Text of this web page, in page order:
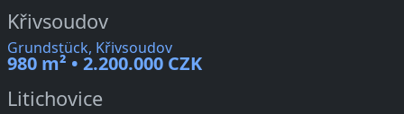
Křivsoudov
Grundstück, Křivsoudov
980 m² • 2.200.000 CZK
Litichovice